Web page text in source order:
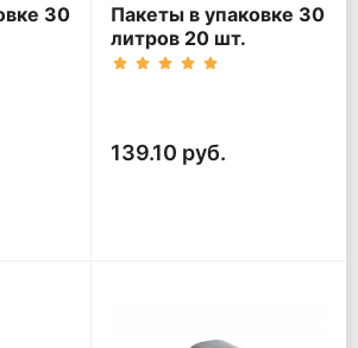
30
Пакеты в упаковке 30
литров 20 шт.
(20шт*3рул)
139.10 руб.